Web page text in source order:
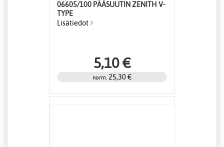
06605/100 PÄÄSUUTIN ZENITH V-
TYPE
Lisätiedot
5,10 €
norm. 25,30 €